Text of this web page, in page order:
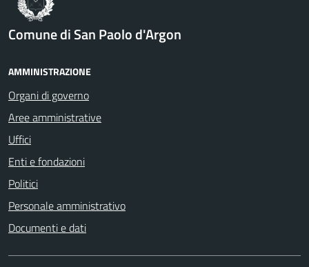
Comune di San Paolo d'Argon
AMMINISTRAZIONE
Organi di governo
Aree amministrative
Uffici
Enti e fondazioni
Politici
Personale amministrativo
Documenti e dati